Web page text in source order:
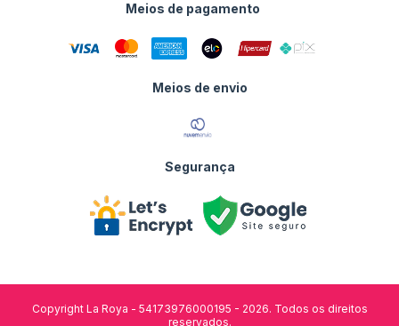
Meios de pagamento
Meios de envio
Segurança
Copyright La Roya - 54173976000195 - 2026. Todos os direitos
reservados.